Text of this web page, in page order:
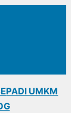
PADI UMKM